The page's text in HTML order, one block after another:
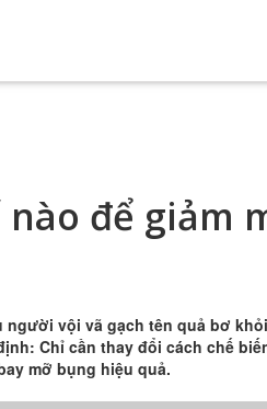
để giảm
người vội vã gạch tên quả bơ
Chỉ cần thay đổi cách chế
mỡ bụng hiệu quả.